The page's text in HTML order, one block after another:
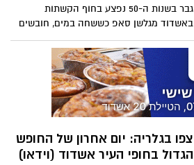
גבר בשנות ה-50 נפצע בחוף הקשתות
באשדוד מגלשן סאפ כששחה במים, חובשים
ופראמדיקים של מד"א העניקו טיפול רפואי
ומפנים לבי"ח אסותא אשדוד במצב בינוני עם
פציעה מדממת בפלג גופו העליון
צפו בגלריה: יום אחרון של החופש
הגדול בחופי העיר אשדוד (וידאו)